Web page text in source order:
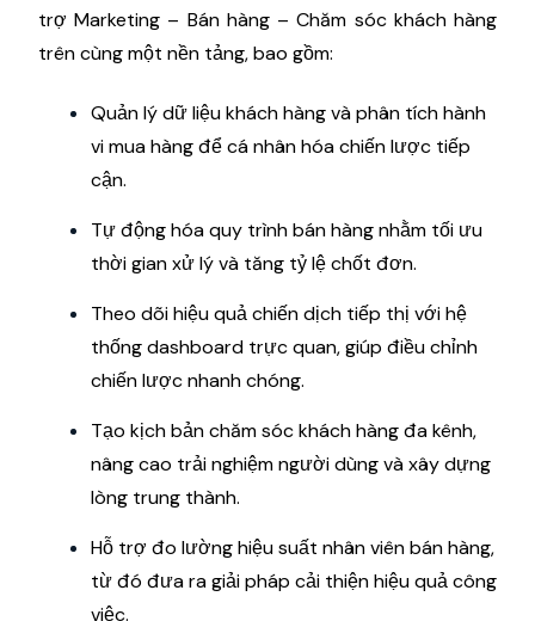
trợ Marketing – Bán hàng – Chăm sóc khách hàng
trên cùng một nền tảng, bao gồm:
Quản lý dữ liệu khách hàng và phân tích hành
vi mua hàng để cá nhân hóa chiến lược tiếp
cận.
Tự động hóa quy trình bán hàng nhằm tối ưu
thời gian xử lý và tăng tỷ lệ chốt đơn.
Theo dõi hiệu quả chiến dịch tiếp thị với hệ
thống dashboard trực quan, giúp điều chỉnh
chiến lược nhanh chóng.
Tạo kịch bản chăm sóc khách hàng đa kênh,
nâng cao trải nghiệm người dùng và xây dựng
lòng trung thành.
Hỗ trợ đo lường hiệu suất nhân viên bán hàng,
từ đó đưa ra giải pháp cải thiện hiệu quả công
việc.